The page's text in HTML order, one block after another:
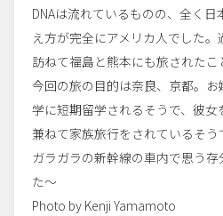
DNAは流れているものの、全く
え方が完全にアメリカ人でした
訪ねて福島と熊本にも旅されたこ
今回の旅の目的は奈良、京都。
学に短期留学されるそうで、彼
兼ねて家族旅行をされているそう
ガラガラの新幹線の車内で思う
た〜
Photo by Kenji Yamamoto